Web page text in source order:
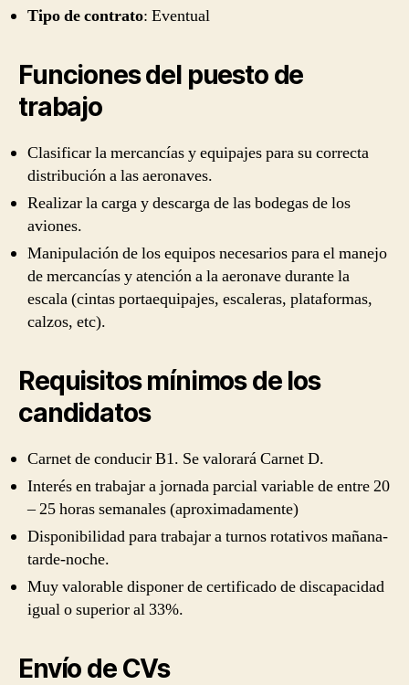
Tipo de contrato: Eventual
Funciones del puesto de
trabajo
Clasificar la mercancías y equipajes para su correcta
distribución a las aeronaves.
Realizar la carga y descarga de las bodegas de los
aviones.
Manipulación de los equipos necesarios para el manejo
de mercancías y atención a la aeronave durante la
escala (cintas portaequipajes, escaleras, plataformas,
calzos, etc).
Requisitos mínimos de los
candidatos
Carnet de conducir B1. Se valorará Carnet D.
Interés en trabajar a jornada parcial variable de entre 20
– 25 horas semanales (aproximadamente)
Disponibilidad para trabajar a turnos rotativos mañana-
tarde-noche.
Muy valorable disponer de certificado de discapacidad
igual o superior al 33%.
Envío de CVs